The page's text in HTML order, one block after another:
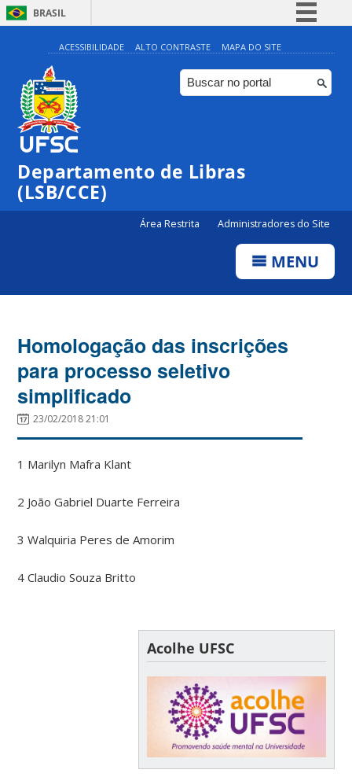
BRASIL
Simplifique!
Comunica BR
Participe
Canais
ACESSIBILIDADE ALTO CONTRASTE MAPA DO SITE
Departamento de Libras
(LSB/CCE)
Área Restrita Administradores do Site
MENU
Homologação das inscrições
para processo seletivo
simplificado
23/02/2018 21:01
1 Marilyn Mafra Klant
2 João Gabriel Duarte Ferreira
3 Walquiria Peres de Amorim
4 Claudio Souza Britto
Acolhe UFSC